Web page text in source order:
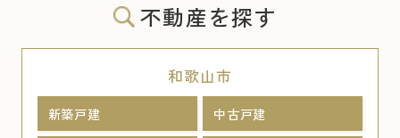
不動産を探す
和歌山市
新築戸建 中古戸建